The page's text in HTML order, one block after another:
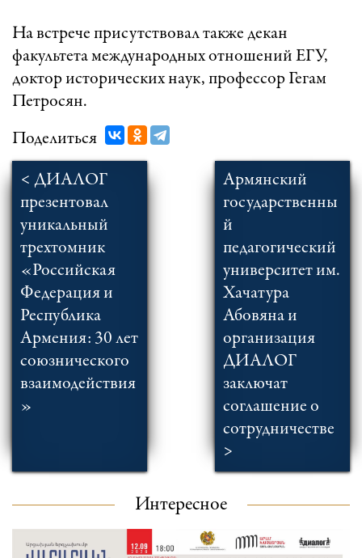
На встрече присутствовал также декан
факультета международных отношений ЕГУ,
доктор исторических наук, профессор Гегам
Петросян.
Поделиться
< ДИАЛОГ
презентовал
уникальный
трехтомник
«Российская
Федерация и
Республика
Армения: 30 лет
союзнического
взаимодействия
»
Армянский
государственны
й
педагогический
университет им.
Хачатура
Абовяна и
организация
ДИАЛОГ
заключат
соглашение о
сотрудничестве
>
Интересное